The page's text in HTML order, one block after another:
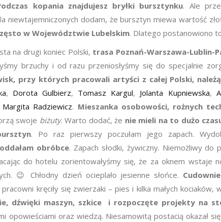
kopania znajdujesz bryłki bursztynku. Ale
niewtajemniczonych dodam, że bursztyn miewa wartość
ęsto w Województwie Lubelskim. Dlatego postanowiono
na drugi koniec Polski, trasa Poznań-Warszawa-Lublin-
brzuchy i od razu przeniosłyśmy się do specjalnie
przy których pracowali artyści z całej Polski, należą
, Dorota Gulbierz, Tomasz Kargul, Jolanta Kupniewska,
Margita Radziewicz. Mieszanka osobowości, rożnych
swoje biżuty. Warto dodać, że nie mieli na to dużo
. Po raz pierwszy poczułam jego zapach.
łam obróbce. Zapach słodki, żywiczny. Niemożliwy do
do hotelu zorientowałyśmy się, że za oknem wstaje
😉 Chłodny dzień ocieplało jesienne słońce.
pracowni kręciły się zwierzaki – pies i kilka małych kociaków,
dźwięki maszyn, szkice i rozpoczęte projekty na
opowieściami oraz wiedzą. Niesamowitą postacią okazał